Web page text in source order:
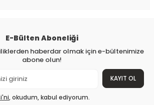
E-Bülten Aboneliği
haberdar olmak için e-bültenimize
abone olun!
KAYIT OL
, okudum, kabul ediyorum.